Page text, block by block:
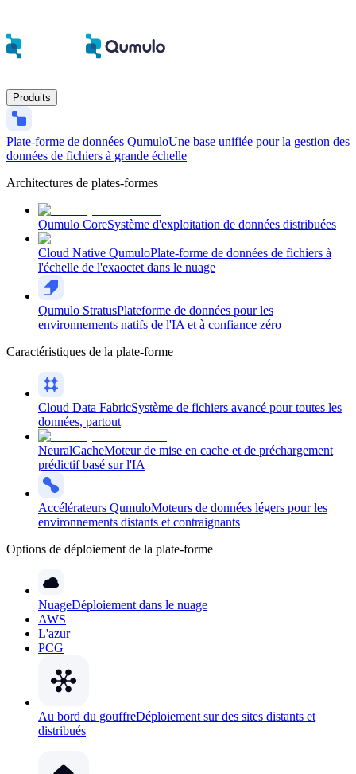
Produits
Plate-forme de données QumuloUne base unifiée pour la gestion des
données de fichiers à grande échelle
Architectures de plates-formes
Qumulo CoreSystème d'exploitation de données distribuées
Cloud Native QumuloPlate-forme de données de fichiers à
l'échelle de l'exaoctet dans le nuage
Qumulo StratusPlateforme de données pour les
environnements natifs de l'IA et à confiance zéro
Caractéristiques de la plate-forme
Cloud Data FabricSystème de fichiers avancé pour toutes les
données, partout
NeuralCacheMoteur de mise en cache et de préchargement
prédictif basé sur l'IA
Accélérateurs QumuloMoteurs de données légers pour les
environnements distants et contraignants
Options de déploiement de la plate-forme
NuageDéploiement dans le nuage
AWS
L'azur
PCG
Au bord du gouffreDéploiement sur des sites distants et
distribués